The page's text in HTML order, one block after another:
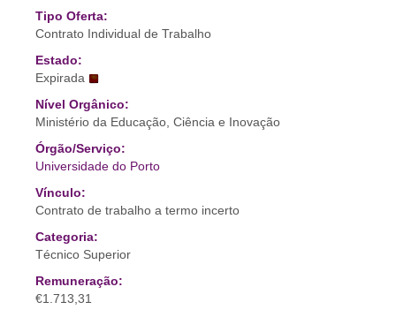
Tipo Oferta:
Contrato Individual de Trabalho
Estado:
Expirada
Nível Orgânico:
Ministério da Educação, Ciência e Inovação
Órgão/Serviço:
Universidade do Porto
Vínculo:
Contrato de trabalho a termo incerto
Categoria:
Técnico Superior
Remuneração:
€1.713,31